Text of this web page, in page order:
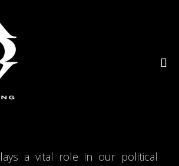
a vital role in our political